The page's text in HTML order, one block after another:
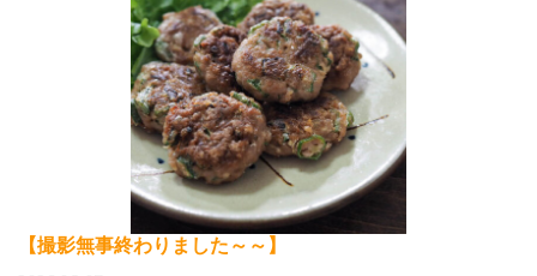
【撮影無事終わりました～～】